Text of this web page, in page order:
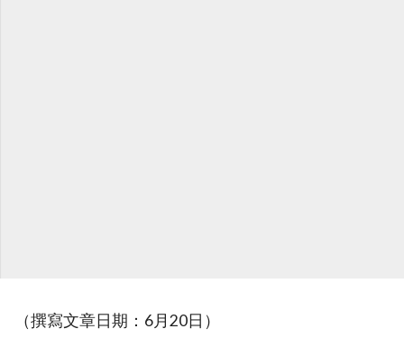
（撰寫文章日期：6月20日）